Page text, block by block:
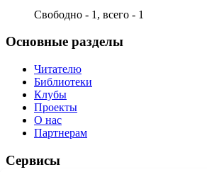
Свободно - 1, всего - 1
Основные разделы
Читателю
Библиотеки
Клубы
Проекты
О нас
Партнерам
Сервисы